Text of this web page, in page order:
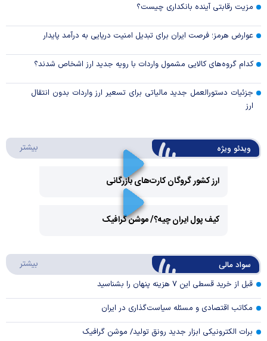
مزیت رقابتی آینده بانکداری چیست؟
عوارض هرمز؛ فرصت ایران برای تبدیل امنیت دریایی به درآمد پایدار
کدام گروه‌های کالایی مشمول واردات با رویه جدید ارز اشخاص شدند؟
جزئیات دستورالعمل جدید مالیاتی برای تسعیر ارز واردات بدون انتقال
ارز
ویدئو ویژه بیشتر
ارز کشور گروگان کارت‌های بازرگانی
Video
کیف پول ایران چیه؟/ موشن گرافیک
سواد مالی بیشتر
قبل از خرید قسطی این ۷ هزینه پنهان را بشناسید
مکاتب اقتصادی و مسئله سیاست‌گذاری در ایران
برات الکترونیکی ابزار جدید رونق تولید/ موشن گرافیک